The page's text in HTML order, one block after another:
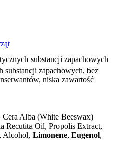
substancji zapachowych
substancji zapachowych, bez
niska zawartość
Alba (White Beeswax)
Recutita Oil, Propolis Extract,
Alcohol, Limonene, Eugenol,